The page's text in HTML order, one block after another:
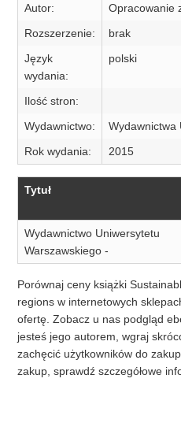
Autor:
Opracowanie
Rozszerzenie:
brak
Język
wydania:
polski
Ilość stron:
Wydawnictwo:
Wydawnictwa
Rok wydania:
2015
Tytuł
Wydawnictwo Uniwersytetu
Warszawskiego -
Porównaj ceny książki
regions w internetowych
ofertę. Zobacz u nas podgląd
jesteś jego autorem, wgraj
zachęcić użytkowników do
zakup, sprawdź szczegółowe